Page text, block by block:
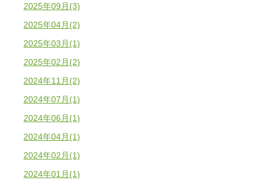
2025年09月(3)
2025年04月(2)
2025年03月(1)
2025年02月(2)
2024年11月(2)
2024年07月(1)
2024年06月(1)
2024年04月(1)
2024年02月(1)
2024年01月(1)